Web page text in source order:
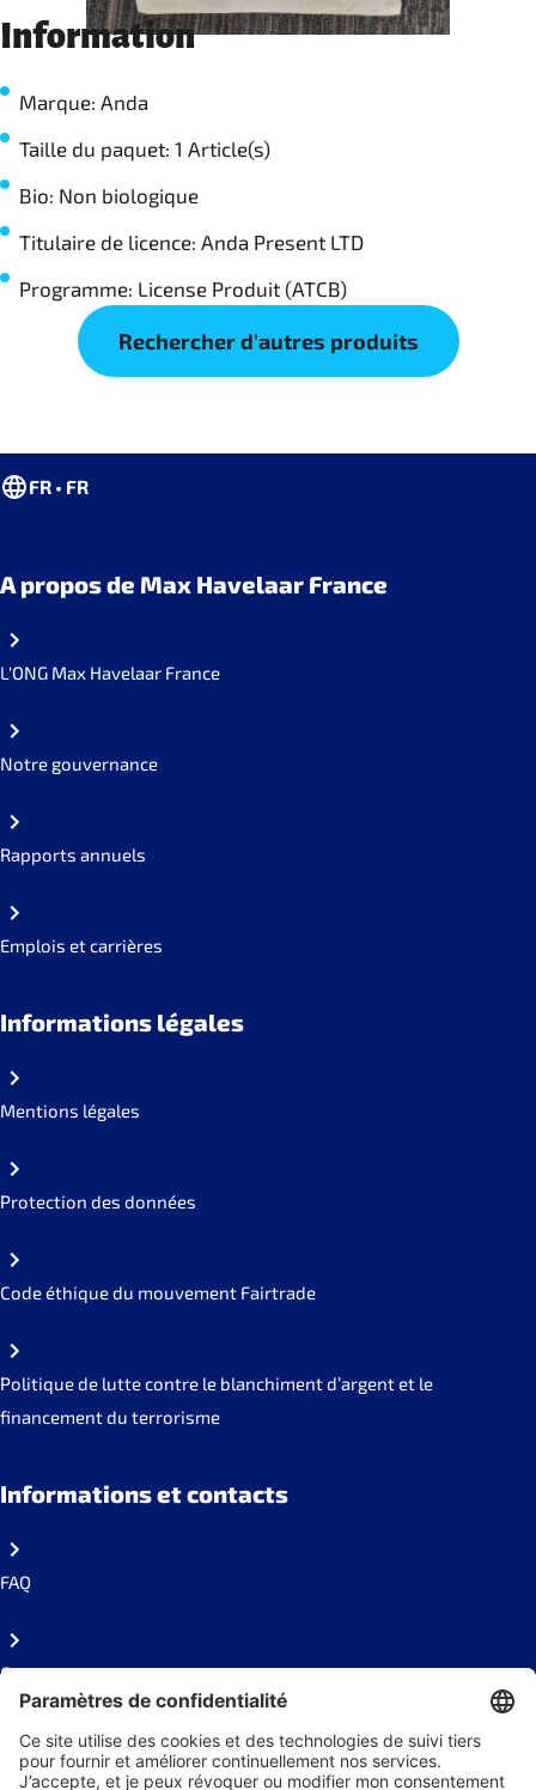
Information
Marque: Anda
Taille du paquet: 1 Article(s)
Bio: Non biologique
Titulaire de licence: Anda Present LTD
Programme: License Produit (ATCB)
Rechercher d'autres produits
FR • FR
A propos de Max Havelaar France
L'ONG Max Havelaar France
Notre gouvernance
Rapports annuels
Emplois et carrières
Informations légales
Mentions légales
Protection des données
Code éthique du mouvement Fairtrade
Politique de lutte contre le blanchiment d’argent et le
financement du terrorisme
Informations et contacts
FAQ
Contact
Presse